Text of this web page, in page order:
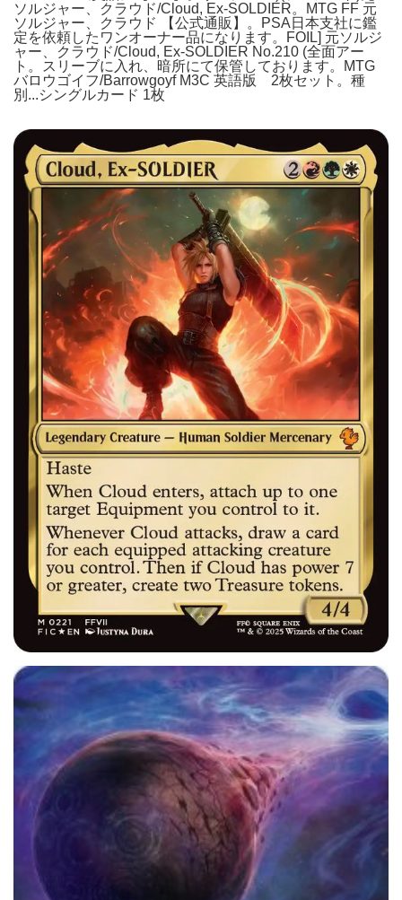
ソルジャー、クラウド/Cloud, Ex-SOLDIER。MTG FF 元
ソルジャー、クラウド 【公式通販】。PSA日本支社に鑑
定を依頼したワンオーナー品になります。FOIL] 元ソルジ
ャー、クラウド/Cloud, Ex-SOLDIER No.210 (全面アー
ト。スリーブに入れ、暗所にて保管しております。MTG
バロウゴイフ/Barrowgoyf M3C 英語版 2枚セット。種
別...シングルカード 1枚